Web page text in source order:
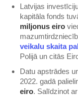
Latvijas
kapitāla fonds
miljonus eiro
veikalu skaita
Polijā un citās
​​Datu apstrādes
2022. gadā
eiro. Salīdzinot